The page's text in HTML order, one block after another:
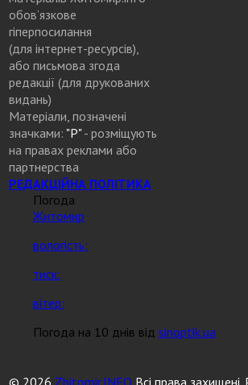
обов’язкове
гіперпосилання
(для інтернет-ресурсів),
або письмова згода
редакції (для друкованих
видань)
Матеріали, позначені
значками: "Р"- розміщують
на правах реклами або
партнерства
РЕДАКЦІЙНА ПОЛІТИКА
Погода
Житомир
вологість:
тиск:
вітер:
Погода на 10 днів відsinoptik.ua
© 2026 Zhitomir.INFO Всі права